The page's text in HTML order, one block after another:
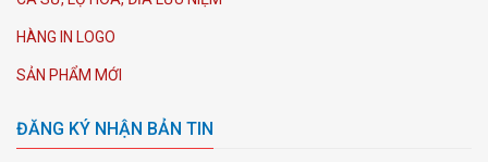
HÀNG IN LOGO
SẢN PHẨM MỚI
ĐĂNG KÝ NHẬN BẢN TIN